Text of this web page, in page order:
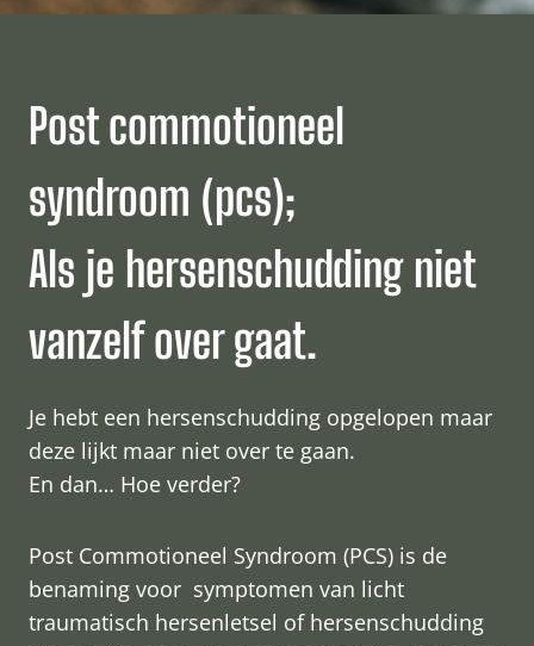
Post commotioneel
syndroom (pcs);
Als je hersenschudding niet
vanzelf over gaat.
Je hebt een hersenschudding opgelopen maar
deze lijkt maar niet over te gaan.
En dan… Hoe verder?
Post Commotioneel Syndroom (PCS) is de
benaming voor symptomen van licht
traumatisch hersenletsel of hersenschudding